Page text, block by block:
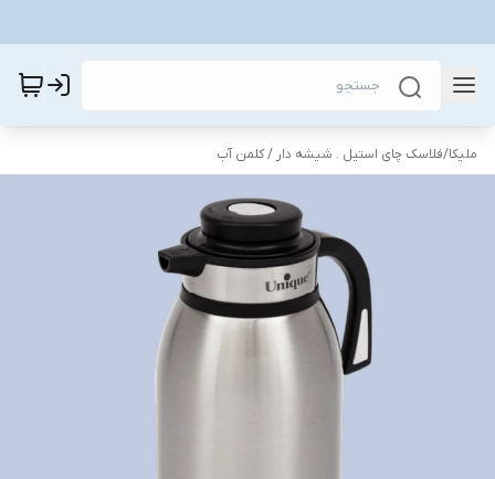
ملیکا/فلاسک چای استیل . شیشه دار / کلمن آب